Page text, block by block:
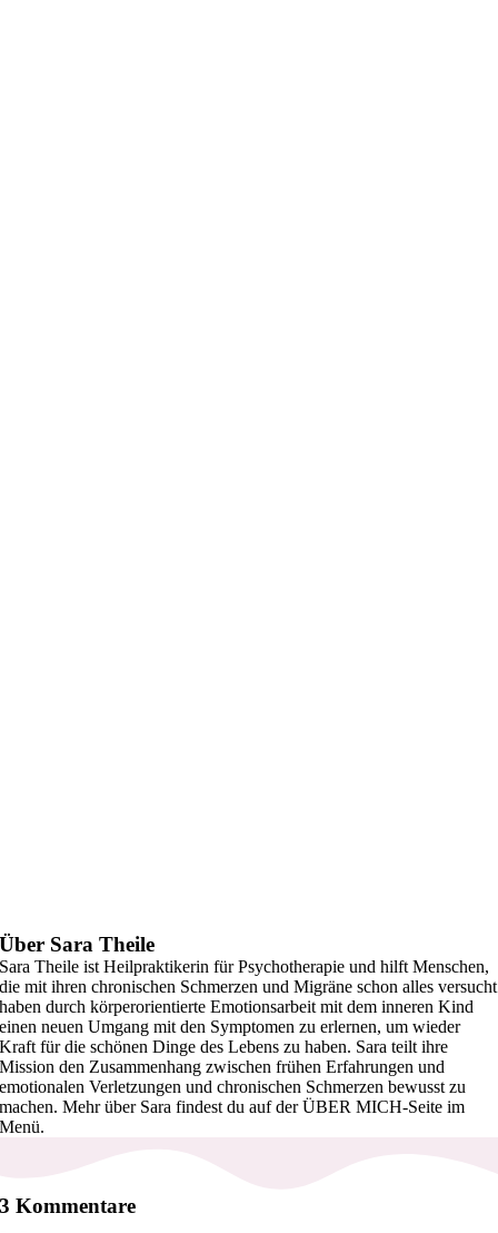
Über Sara Theile
Sara Theile ist Heilpraktikerin für Psychotherapie und hilft Menschen,
die mit ihren chronischen Schmerzen und Migräne schon alles versucht
haben durch körperorientierte Emotionsarbeit mit dem inneren Kind
einen neuen Umgang mit den Symptomen zu erlernen, um wieder
Kraft für die schönen Dinge des Lebens zu haben. Sara teilt ihre
Mission den Zusammenhang zwischen frühen Erfahrungen und
emotionalen Verletzungen und chronischen Schmerzen bewusst zu
machen. Mehr über Sara findest du auf der ÜBER MICH-Seite im
Menü.
3 Kommentare